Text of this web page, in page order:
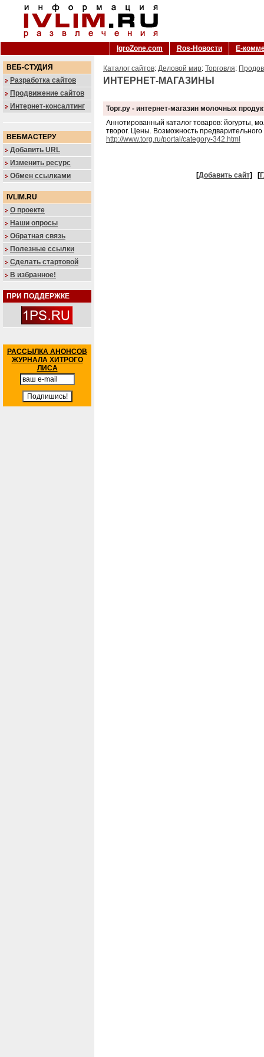
IgroZone.com Ros-Новости Е-
ВЕБ-СТУДИЯ
Разработка сайтов
Продвижение сайтов
Интернет-консалтинг
ВЕБМАСТЕРУ
Добавить URL
Изменить ресурс
Обмен ссылками
IVLIM.RU
О проекте
Наши опросы
Обратная связь
Полезные ссылки
Сделать стартовой
В избранное!
ПРИ ПОДДЕРЖКЕ
РАССЫЛКА АНОНСОВ
ЖУРНАЛА ХИТРОГО
ЛИСА
Каталог сайтов: Деловой мир: Торговля:
ИНТЕРНЕТ-МАГАЗИНЫ
Торг.ру - интернет-магазин молочных
Аннотированный каталог товаров: йогурты,
творог. Цены. Возможность предварительного
http://www.torg.ru/portal/category-342.html
[Добавить сайт] [